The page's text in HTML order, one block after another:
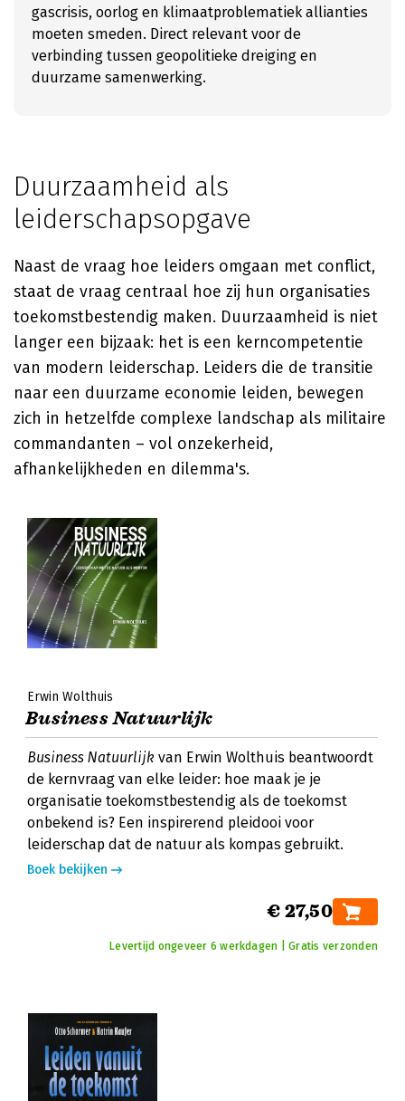
gascrisis, oorlog en klimaatproblematiek allianties
moeten smeden. Direct relevant voor de
verbinding tussen geopolitieke dreiging en
duurzame samenwerking.
Duurzaamheid als
leiderschapsopgave
Naast de vraag hoe leiders omgaan met conflict,
staat de vraag centraal hoe zij hun organisaties
toekomstbestendig maken. Duurzaamheid is niet
langer een bijzaak: het is een kerncompetentie
van modern leiderschap. Leiders die de transitie
naar een duurzame economie leiden, bewegen
zich in hetzelfde complexe landschap als militaire
commandanten – vol onzekerheid,
afhankelijkheden en dilemma's.
Erwin Wolthuis
Business Natuurlijk
Business Natuurlijk van Erwin Wolthuis beantwoordt
de kernvraag van elke leider: hoe maak je je
organisatie toekomstbestendig als de toekomst
onbekend is? Een inspirerend pleidooi voor
leiderschap dat de natuur als kompas gebruikt.
Boek bekijken
€ 27,50
Levertijd ongeveer 6 werkdagen | Gratis verzonden